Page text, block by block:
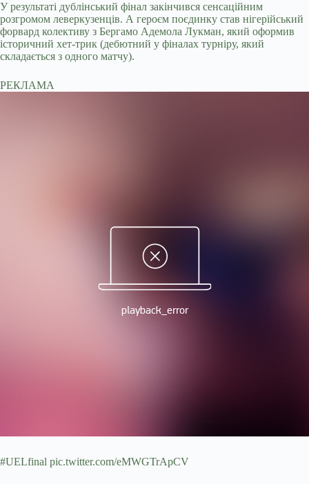
У результаті дублінський фінал закінчився сенсаційним
розгромом леверкузенців. А героєм поєдинку став нігерійський
форвард колективу з Бергамо Адемола Лукман, який оформив
історичний хет-трик (дебютний у фіналах турніру, який
складається з одного матчу).
РЕКЛАМА
#UELfinal pic.twitter.com/eMWGTrApCV